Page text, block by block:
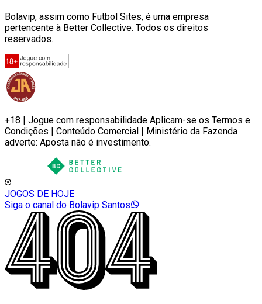
Bolavip, assim como Futbol Sites, é uma empresa
pertencente à Better Collective. Todos os direitos
reservados.
+18 | Jogue com responsabilidade Aplicam-se os Termos e
Condições | Conteúdo Comercial | Ministério da Fazenda
adverte: Aposta não é investimento.
JOGOS DE HOJE
Siga o canal do Bolavip Santos